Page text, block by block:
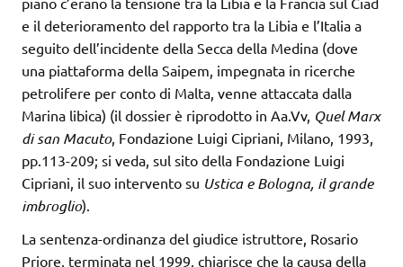
e il deterioramento del rapporto tra la Libia e l’Italia a
seguito dell’incidente della Secca della Medina (dove
una piattaforma della Saipem, impegnata in ricerche
petrolifere per conto di Malta, venne attaccata dalla
Marina libica) (il dossier è riprodotto in Aa.Vv, Quel Marx
di san Macuto, Fondazione Luigi Cipriani, Milano, 1993,
pp.113-209; si veda, sul sito della Fondazione Luigi
Cipriani, il suo intervento su Ustica e Bologna, il grande
imbroglio).
La sentenza-ordinanza del giudice istruttore, Rosario
Priore, terminata nel 1999, chiarisce che la causa della